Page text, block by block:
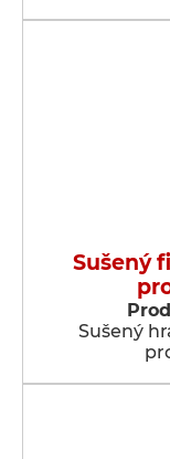
Sušený
Sušený